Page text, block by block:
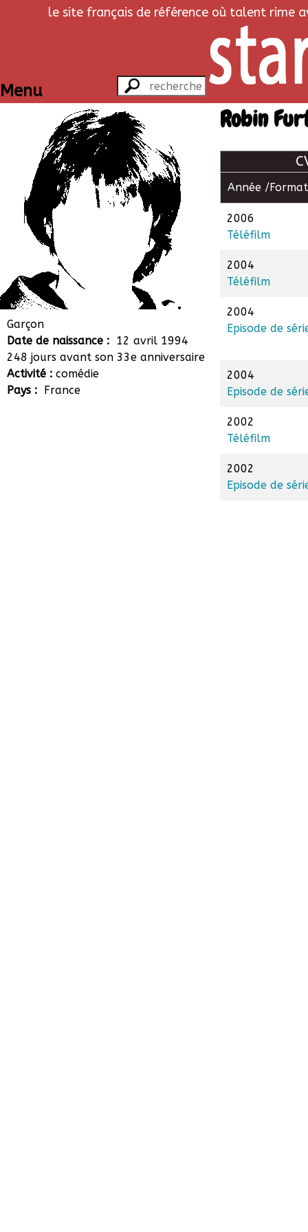
le site français de référence où talent rime
Menu
Robin Furt
Garçon
Date de naissance : 12 avril 1994
248 jours avant son 33e anniversaire
Activité : comédie
Pays : France
Robin
Année / Format
2006
Téléfilm
2004
Téléfilm
2004
Episode de
2004
Episode de
2002
Téléfilm
2002
Episode de